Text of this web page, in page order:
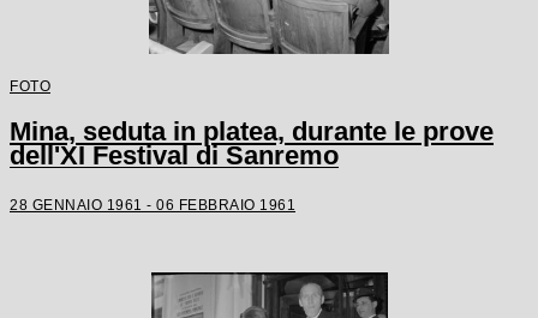
FOTO
Mina, seduta in platea, durante le prove
dell'XI Festival di Sanremo
28 GENNAIO 1961 - 06 FEBBRAIO 1961